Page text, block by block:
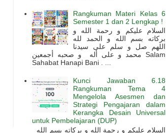
Rangkuman Materi Kelas 6
Semester 1 dan 2 Lengkap !
السلام عليكم و رحمة الله و
بركاته بسم الله و الحمد لله
اللهم صل و سلم على سيدنا
محمد و على أله و صحبه أجمعين Salam
Sahabat Hanapi Bani . ...
Kunci Jawaban 6.18
Rangkuman Tema 4
Mengelola Asesmen dan
Strategi Pengajaran dalam
Kerangka Desain Universal
untuk Pembelajaran (DUP)